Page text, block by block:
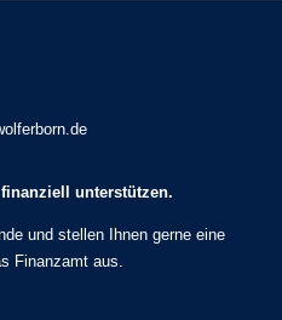
unterstützen.
und stellen Ihnen gerne eine
Finanzamt aus.